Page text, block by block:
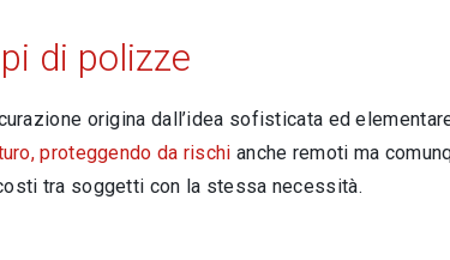
di polizze
origina dall’idea sofisticata ed
proteggendo da rischi anche remoti ma
tra soggetti con la stessa necessità.